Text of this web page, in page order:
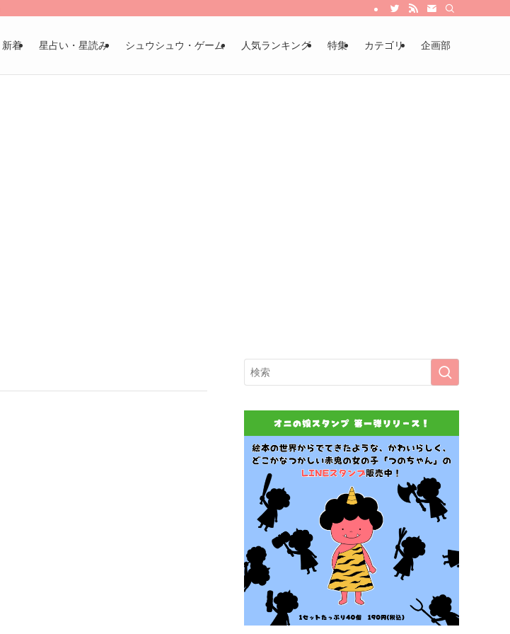
新着 星占い・星読み シュウシュウ・ゲーム 人気ランキング 特集 カテゴリ 企画部